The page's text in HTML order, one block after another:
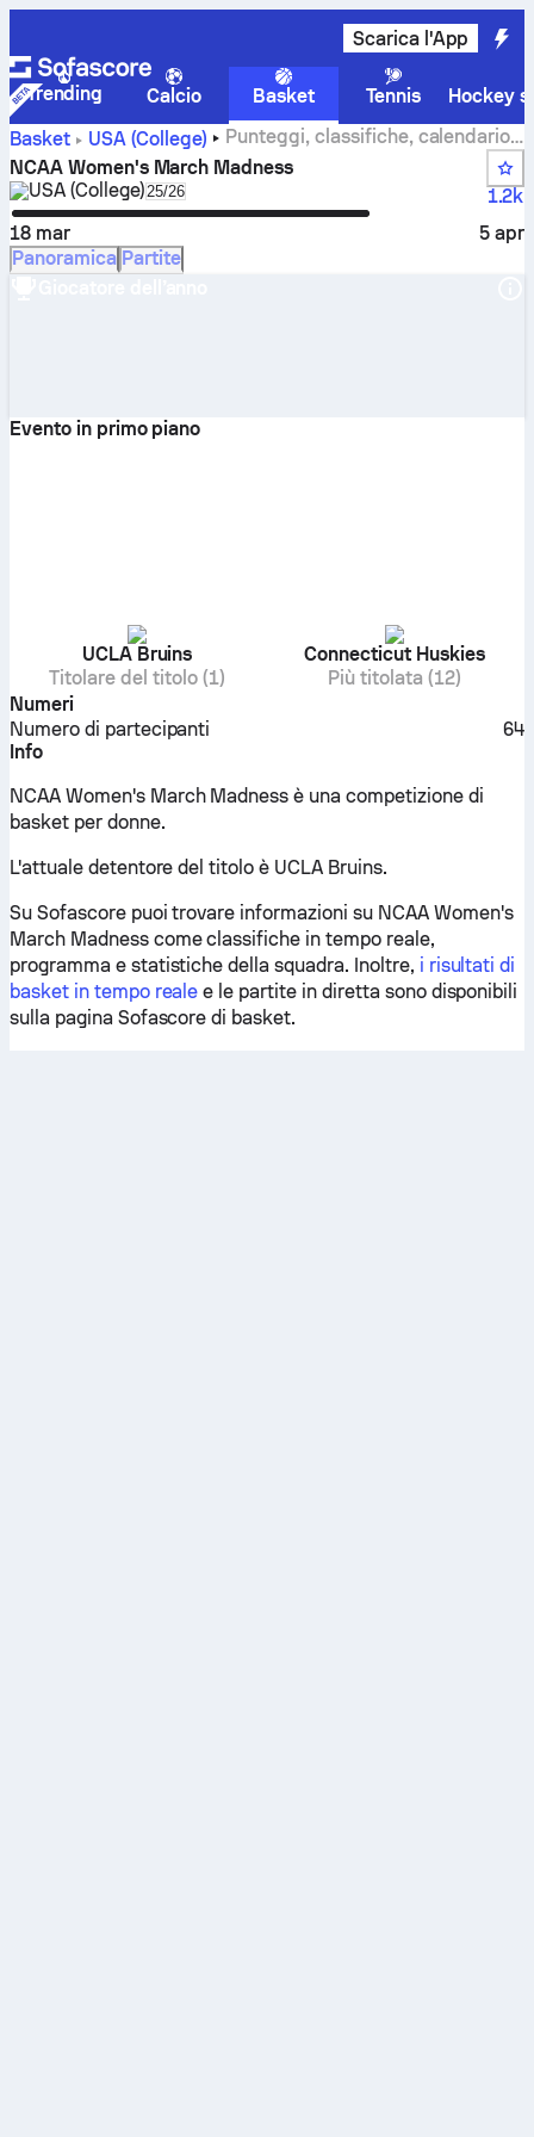
Scarica l'App
Trending Calcio Basket Tennis
Hockey
Basket
USA (College)
Punteggi, classifiche, calendario
e statistiche di NCAA Women's March Madness
NCAA Women's March Madness
USA (College)Select season in unique tournament header
25/26
1.2k
18 mar
5 apr
Panoramica Partite
Evento in primo piano
UCLA Bruins
Titolare del titolo (1)
Connecticut Huskies
Più titolata (12)
Numeri
Numero di partecipanti
64
Info
NCAA Women's March Madness è una competizione di
basket per donne.
L'attuale detentore del titolo è UCLA Bruins.
Su Sofascore puoi trovare informazioni su NCAA Women's
March Madness come classifiche in tempo reale,
programma e statistiche della squadra. Inoltre, i risultati di
basket in tempo reale e le partite in diretta sono disponibili
sulla pagina Sofascore di basket.